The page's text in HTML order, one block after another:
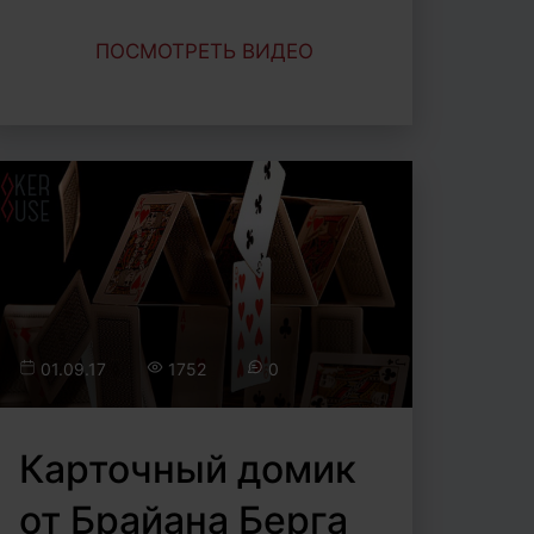
ПОСМОТРЕТЬ ВИДЕО
01.09.17 1752 0
Карточный домик
от Брайана Берга